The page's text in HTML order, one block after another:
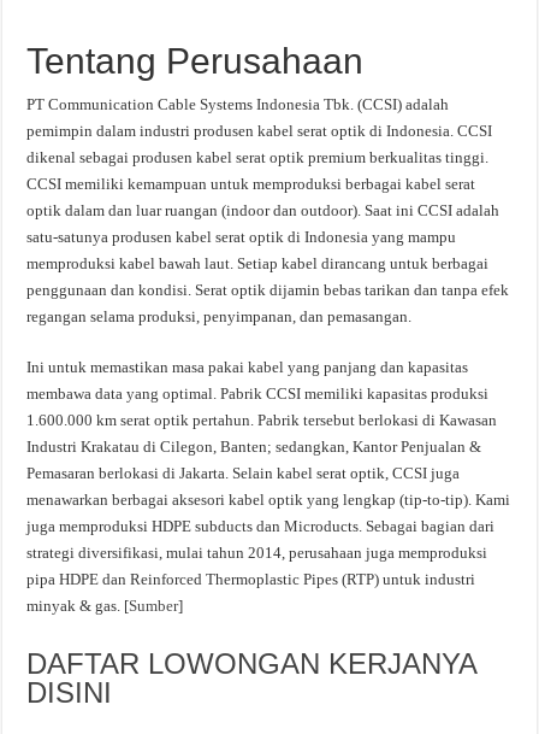
Tentang Perusahaan
PT Communication Cable Systems Indonesia Tbk. (CCSI) adalah
pemimpin dalam industri produsen kabel serat optik di Indonesia. CCSI
dikenal sebagai produsen kabel serat optik premium berkualitas tinggi.
CCSI memiliki kemampuan untuk memproduksi berbagai kabel serat
optik dalam dan luar ruangan (indoor dan outdoor). Saat ini CCSI adalah
satu-satunya produsen kabel serat optik di Indonesia yang mampu
memproduksi kabel bawah laut. Setiap kabel dirancang untuk berbagai
penggunaan dan kondisi. Serat optik dijamin bebas tarikan dan tanpa efek
regangan selama produksi, penyimpanan, dan pemasangan.
Ini untuk memastikan masa pakai kabel yang panjang dan kapasitas
membawa data yang optimal. Pabrik CCSI memiliki kapasitas produksi
1.600.000 km serat optik pertahun. Pabrik tersebut berlokasi di Kawasan
Industri Krakatau di Cilegon, Banten; sedangkan, Kantor Penjualan &
Pemasaran berlokasi di Jakarta. Selain kabel serat optik, CCSI juga
menawarkan berbagai aksesori kabel optik yang lengkap (tip-to-tip). Kami
juga memproduksi HDPE subducts dan Microducts. Sebagai bagian dari
strategi diversifikasi, mulai tahun 2014, perusahaan juga memproduksi
pipa HDPE dan Reinforced Thermoplastic Pipes (RTP) untuk industri
minyak & gas. [Sumber]
DAFTAR LOWONGAN KERJANYA
DISINI